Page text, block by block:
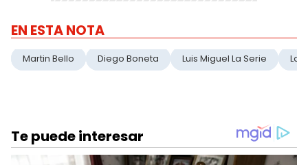
EN ESTA NOTA
Martin Bello Diego Boneta Luis Miguel La Serie Lam